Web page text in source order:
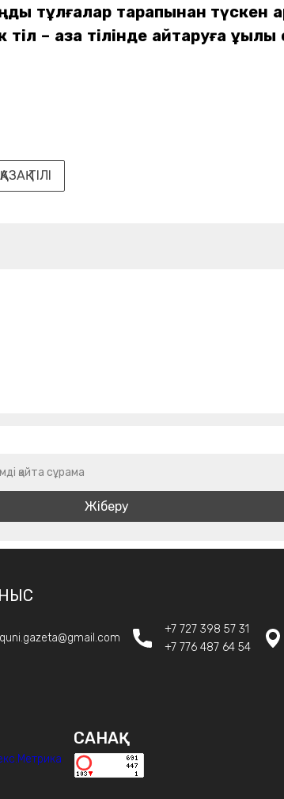
тұлғалар тарапынан
– қазақ тілінде қайтаруға
ҚАЗАҚ ТІЛІ
қайта сұрама
+7 727 398 57 31
+7 776 487 64 54
САНАҚ